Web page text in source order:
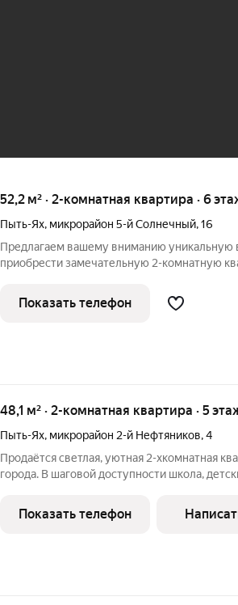
52,2 м² · 2-комнатная квартира · 6
Пыть-Ях, микрорайон 5-й Солнечный,16
Предлагаем вашему вниманию уникальную
приобрести замечательную 2-комнатную
идеальное место для комфортной жизни,
находится в шаговой
Показать телефон
48,1 м² · 2-комнатная квартира · 5
Пыть-Ях, микрорайон 2-й Нефтяников,4
Продаётся светлая, уютная 2-хкомнатная
города. В шаговой доступности школа,
чисто и тепло) Не требует никаких
Показать телефон